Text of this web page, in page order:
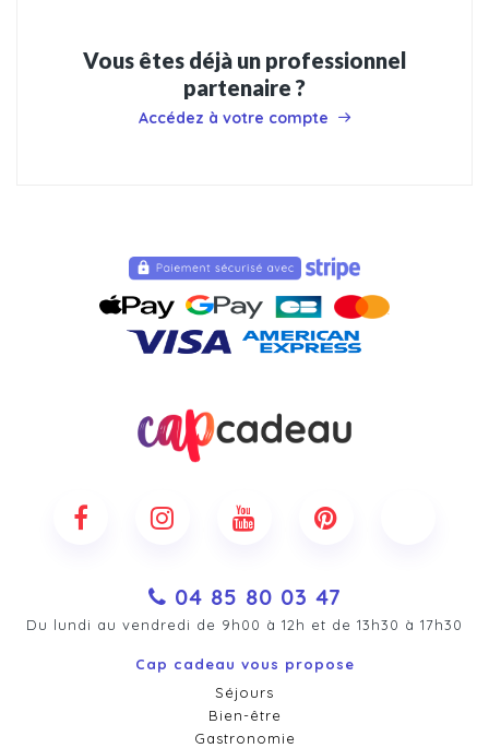
Vous êtes déjà un professionnel
partenaire ?
Accédez à votre compte
04 85 80 03 47
Du lundi au vendredi de 9h00 à 12h et de 13h30 à 17h30
Cap cadeau vous propose
Séjours
Bien-être
Gastronomie